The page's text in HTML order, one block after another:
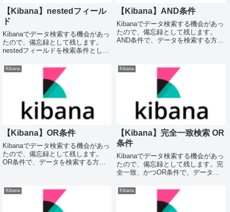
【Kibana】nestedフィール
ド
Kibanaでデータ検索する機会があっ
たので、備忘録として残します。
nestedフィールドを検索条件とし
Kibana Discoverで指定年齢
(family.age)が10歳以下の家族
(family)がいるユ...
【Kibana】AND条件
Kibanaでデータ検索する機会があっ
たので、備忘録として残します。
AND条件で、データを検索する方法
fristname=”太郎”であるデータを、
Kibana Di...
Kibana
【Kibana】OR条件
Kibanaでデータ検索する機会があっ
たので、備忘録として残します。
OR条件で、データを検索する方法
都”、または、city=”横浜市”のデータ
を、Kiban...
Kibana
【Kibana】完全一致検索 OR
条件
Kibanaでデータ検索する機会があっ
たので、備忘録として残します。完
全一致、かつOR条件で、データを
Discoverで指定lastname="鈴木”、
または、”山田”であるデータを、
Kibana Kibana